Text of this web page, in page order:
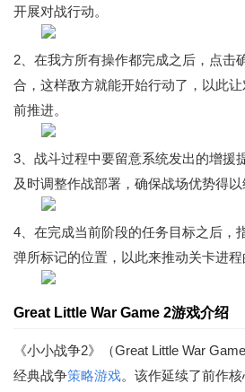
开展对战行动。
2、在我方所有操作都完成之后，点击
合，这样敌方就能开始行动了，以此
前推进。
3、战斗过程中要留意系统发出的增援
及时调整作战部署，确保战场优势得以
4、在完成当前阶段的任务目标之后，
弹所标记的位置，以此来推动关卡进程
Great Little War Game 2游戏介绍
《小小战争2》（Great Little War
经典战争策略游戏。该作延续了前作